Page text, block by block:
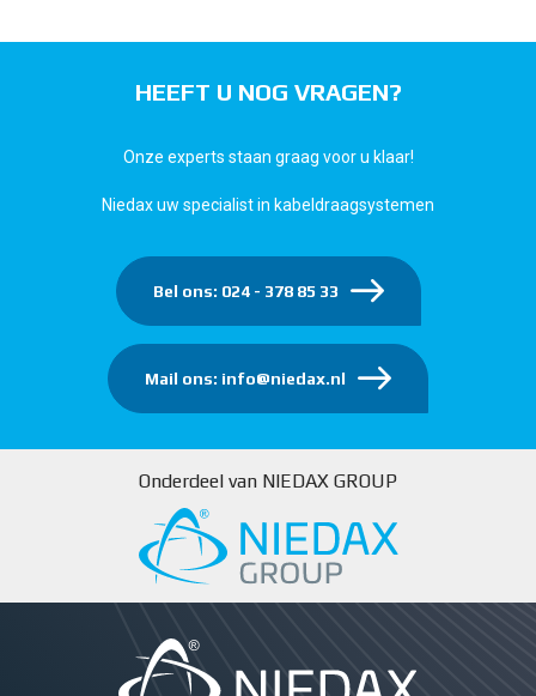
HEEFT U NOG VRAGEN?
Onze experts staan graag voor u klaar!
Niedax uw specialist in kabeldraagsystemen
Bel ons: 024 - 378 85 33
Mail ons: info@niedax.nl
Onderdeel van NIEDAX GROUP